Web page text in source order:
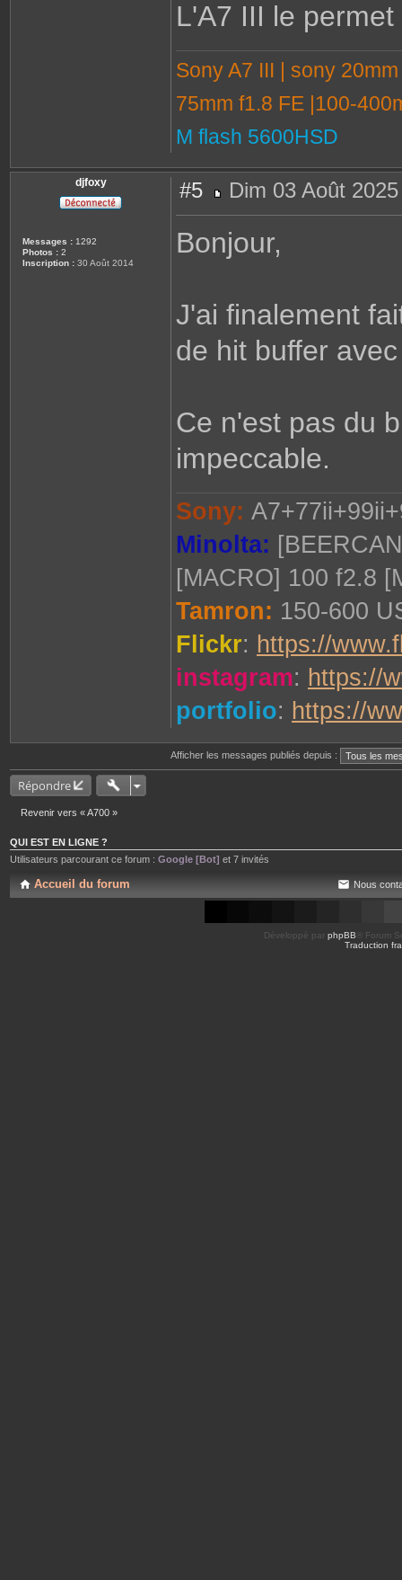
L'A7 III le
Sony A7 III | sony
75mm f1.8 FE |100-
M flash 5600HSD
djfoxy
Messages : 1292
Photos : 2
Inscription : 30 Août 2014
#5
e
g
Dim 03 Août
Bonjour,
J'ai finalement
de hit buffer
Ce n'est pas du
impeccable.
Sony:
Minolta:
[MACRO] 100 f2.8
Tamron: 150-600
Flickr: https://
instagram: https://
portfolio: https://
Afficher les messages publiés depuis :
Répondre
Revenir vers « A700 »
QUI EST EN LIGNE ?
Utilisateurs parcourant ce forum : Google [Bot] et 7 invités
Accueil du forum Nous
Développé par phpBB ® Forum
Traduction